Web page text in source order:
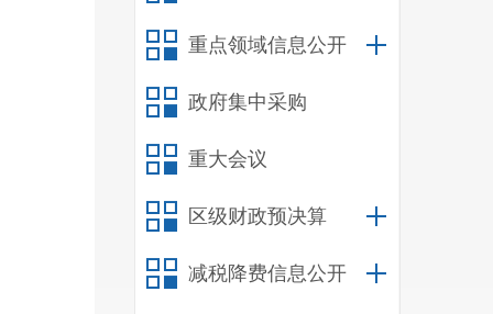
重点领域信息公开
政府集中采购
重大会议
区级财政预决算
减税降费信息公开